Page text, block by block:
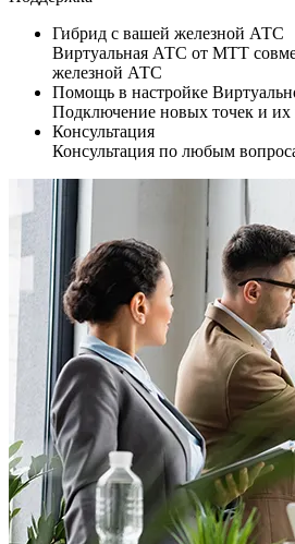
Гибрид с вашей железной АТС
Виртуальная АТС от МТТ
железной АТС
Помощь в настройке
Подключение новых точек и их
Консультация
Консультация по любым